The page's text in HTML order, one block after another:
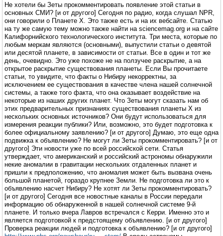
Не хотели бы Зеты прокомментировать появление этой статьи в
основных СМИ? [и от другого] Сегодня по радио, когда слушал NPR,
они говорили о Планете X. Это также есть и на их вебсайте. Статью
на ту же самую тему можно также найти на sciencemag.org и на сайте
Калифорнийского технологического института. Три места, которые по
любым меркам являются (основными), выпустили статьи о девятой
или десятой планете, в зависимости от статьи. Все в один и тот же
день, очевидно. Это уже похоже не на ползучее раскрытие, а на
открытое раскрытие существования планеты. Если Вы прочитаете
статьи, то увидите, что факты о Нибиру некорректны, за
исключением ее существования в качестве члена нашей солнечной
системы, а также того факта, что она оказывает воздействие на
некоторые из наших других планет. Что Зеты могут сказать нам об
этих предварительных признаниях существования планеты X из
нескольких основных источников? Они будут использоваться для
измерения реакции публики? Или, возможно, это будет подготовка к
более официальному заявлению? [и от другого] Думаю, это еще одна
подвижка к объявлению? Не могут ли Зеты прокомментировать? [и от
другого] Эти новости уже по всей российской сети. Статья
утверждает, что американский и российский астрономы обнаружили
некие аномалии в гравитации нескольких отдаленных планет и
пришли к предположению, что аномалия может быть вызвана очень
большой планетой, гораздо крупнее Земли. Не подготовка ли это к
объявлению насчет Нибиру? Не хотят ли Зеты прокомментировать?
[и от другого] Сегодня все новостные каналы в России передали
информацию об обнаруженной в нашей солнечной системе 9-й
планете. И только вчера Лавров встречался с Керри. Именно это и
является подготовкой к предстоящему объявлению. [и от другого]
Проверка реакции людей и подготовка к объявлению? [и от другого]